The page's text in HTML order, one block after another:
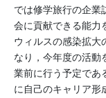
では修学旅行の企業
会に貢献できる能力
ウィルスの感染拡大
なり，今年度の活動
業前に行う予定であ
に自己のキャリア形